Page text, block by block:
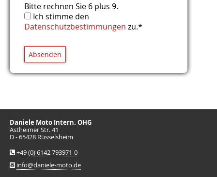
Bitte rechnen Sie 6 plus 9.
Ich stimme den
Datenschutzbestimmungen zu.*
Absenden
Daniele Moto Intern. OHG
Astheimer Str. 41
D - 65428 Rüsselsheim
+49 (0) 6142 793971-0
info@daniele-moto.de